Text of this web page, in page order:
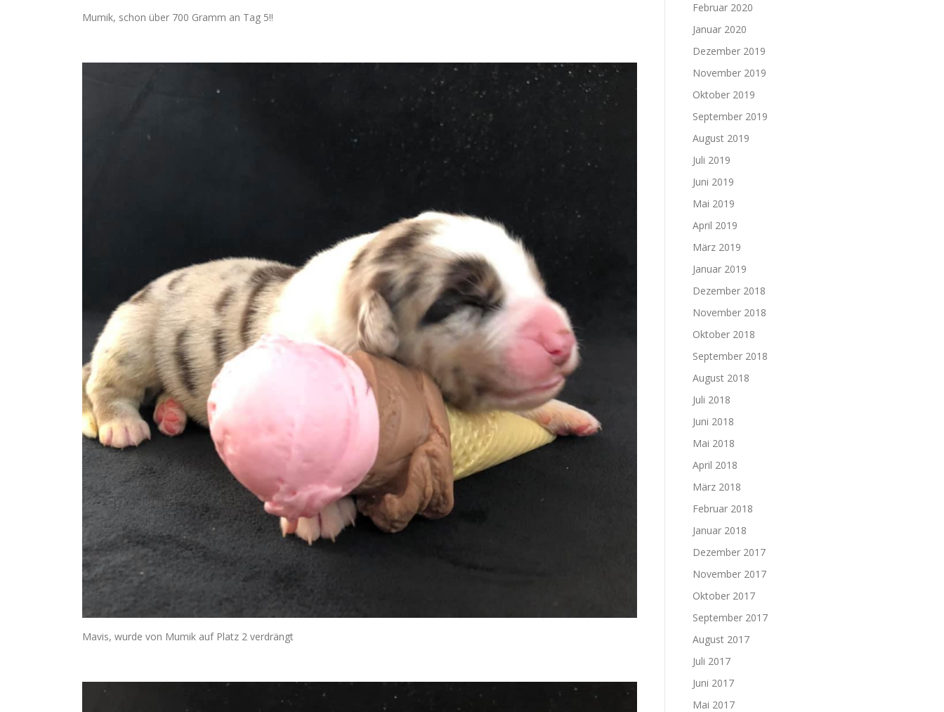
Mumik, schon über 700 Gramm an Tag 5!!
Mavis, wurde von Mumik auf Platz 2 verdrängt
Februar 2020
Januar 2020
Dezember 2019
November 2019
Oktober 2019
September 2019
August 2019
Juli 2019
Juni 2019
Mai 2019
April 2019
März 2019
Januar 2019
Dezember 2018
November 2018
Oktober 2018
September 2018
August 2018
Juli 2018
Juni 2018
Mai 2018
April 2018
März 2018
Februar 2018
Januar 2018
Dezember 2017
November 2017
Oktober 2017
September 2017
August 2017
Juli 2017
Juni 2017
Mai 2017